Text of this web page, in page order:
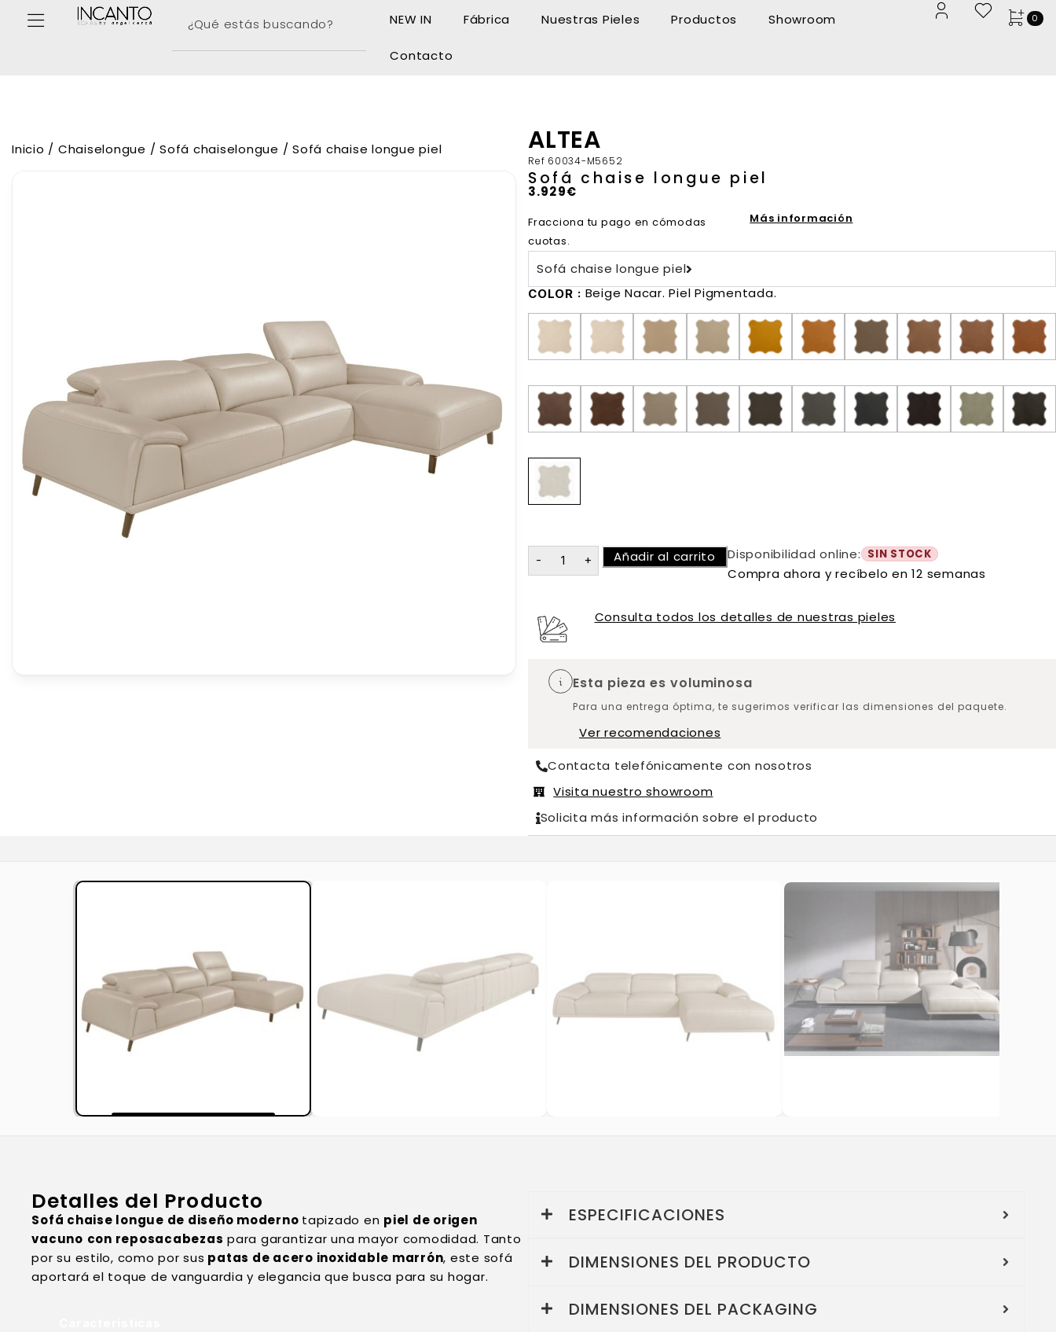
NEW IN Fábrica Nuestras Pieles Productos Showroom
Contacto
0
Inicio / Chaiselongue / Sofá chaiselongue / Sofá chaise longue piel ALTEA
Ref 60034-M5652
Sofá chaise longue piel
3.929€
Fracciona tu pago en cómodas
cuotas.
Más información
Sofá chaise longue piel
COLOR Beige Nacar. Piel Pigmentada.
Añadir al carrito Disponibilidad online: SIN STOCK
Compra ahora y recíbelo en 12 semanas
Consulta todos los detalles de nuestras pieles
Esta pieza es voluminosa
Para una entrega óptima, te sugerimos verificar las dimensiones del paquete.
Ver recomendaciones
Contacta telefónicamente con nosotros
Visita nuestro showroom
Solicita más información sobre el producto
Detalles del Producto
Sofá chaise longue de diseño moderno tapizado en piel de origen
vacuno con reposacabezas para garantizar una mayor comodidad. Tanto
por su estilo, como por sus patas de acero inoxidable marrón, este sofá
aportará el toque de vanguardia y elegancia que busca para su hogar.
ESPECIFICACIONES
DIMENSIONES DEL PRODUCTO
DIMENSIONES DEL PACKAGING